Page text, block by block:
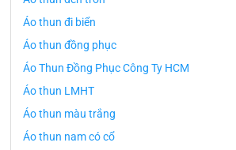
Áo thun đi biển
Áo thun đồng phục
Áo Thun Đồng Phục Công Ty HCM
Áo thun LMHT
Áo thun màu trắng
Áo thun nam có cổ